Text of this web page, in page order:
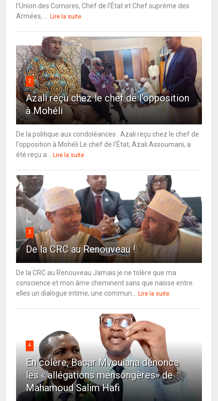
l'Union des Comores, Chef de l'État et Chef suprême des
Armées, ...
Lire la suite
2
Azali reçu chez le chef de l'opposition
à Mohéli
De la politique aux condoléances : Azali reçu chez le chef de
l'opposition à Mohéli Le chef de l'État, Azali Assoumani, a
été reçu a...
Lire la suite
3
De la CRC au Renouveau !
De la CRC au Renouveau Jamais je ne tolère que ma
conscience et mon âme cheminent sans que naisse entre
elles un dialogue intime, une commun...
Lire la suite
4
En colère, Bacar Mvoulana dénonce
les « allégations mensongères» de
Mahamoud Salim Hafi